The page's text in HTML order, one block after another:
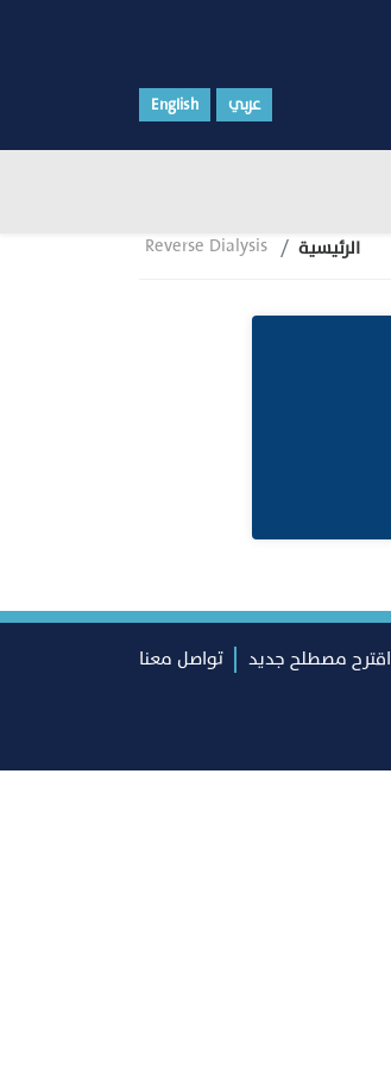
English عربي
Reverse Dialysis الرئيسية
اقترح مصطلح جديد
تواصل معنا